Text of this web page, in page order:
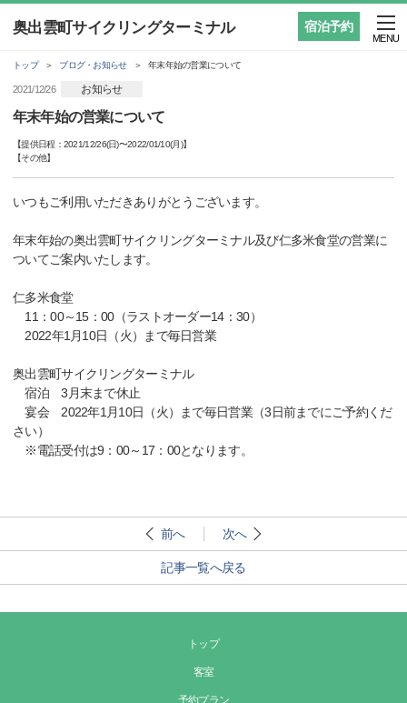
宿泊予約
奥出雲町サイクリングターミナル
MENU
トップ ブログ・お知らせ 年末年始の営業について
2021/12/26 お知らせ
年末年始の営業について
【提供日程： 2021/12/26(日)〜2022/01/10(月)】
【その他】
いつもご利用いただきありがとうございます。
年末年始の奥出雲町サイクリングターミナル及び仁多米食堂の営業に
ついてご案内いたします。
仁多米食堂
11：00～15：00（ラストオーダー14：30）
2022年1月10日（火）まで毎日営業
奥出雲町サイクリングターミナル
宿泊 3月末まで休止
宴会 2022年1月10日（火）まで毎日営業（3日前までにご予約くだ
さい）
※電話受付は9：00～17：00となります。
前へ 次へ
記事一覧へ戻る
トップ
客室
予約プラン